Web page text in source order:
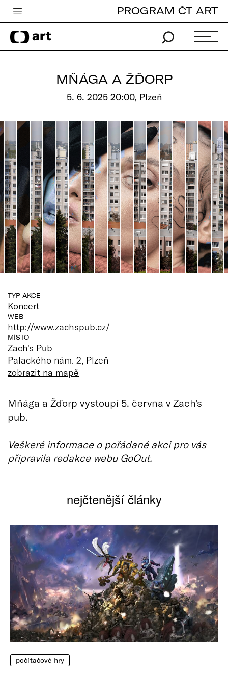
Česká televize
Zpravodajství
Pro děti
edu
Vše o ČT
PROGRAM ČT ART
MŇÁGA A ŽĎORP
5. 6. 2025 20:00, Plzeň
TYP AKCE
Koncert
WEB
http://www.zachspub.cz/
MÍSTO
Zach's Pub
Palackého nám. 2, Plzeň
zobrazit na mapě
Mňága a Žďorp vystoupí 5. června v Zach's
pub.
Veškeré informace o pořádané akci pro vás
připravila redakce webu GoOut.
nejčtenější články
počítačové hry